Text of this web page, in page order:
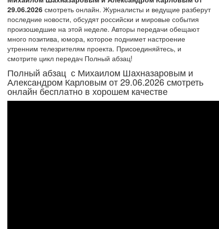
29.06.2026 смотреть онлайн. Журналисты и ведущие разберут
последние новости, обсудят российски и мировые события
произошедшие на этой неделе. Авторы передачи обещают
много позитива, юмора, которое поднимет настроение
утренним телезрителям проекта. Присоединяйтесь, и
смотрите цикл передач Полный абзац!
Полный абзац с Михаилом Шахназаровым и
Александром Карловым от 29.06.2026 смотреть
онлайн бесплатно в хорошем качестве